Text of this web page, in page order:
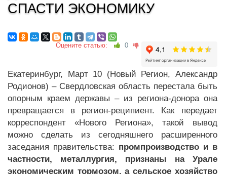
СПАСТИ ЭКОНОМИКУ
Оцените статью: 0
Екатеринбург, Март 10 (Новый Регион, Александр
Родионов) – Свердловская область перестала быть
опорным краем державы – из региона-донора она
превращается в регион-реципиент. Как передает
корреспондент «Нового Региона», такой вывод
можно сделать из сегодняшнего расширенного
заседания правительства: промпроизводство и в
частности, металлургия, признаны на Урале
экономическим тормозом, а сельское хозяйство